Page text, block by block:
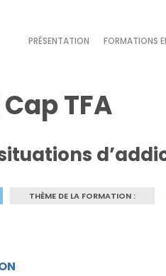
PRÉSENTATION FORMATIONS
Cap TFA
THÈME DE LA FORMATION :